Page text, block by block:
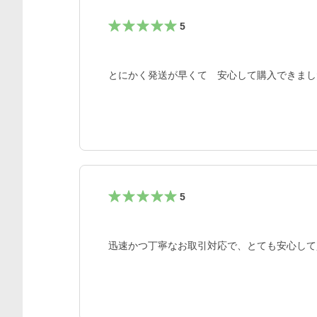
5
とにかく発送が早くて　安心して購入できまし
5
迅速かつ丁寧なお取引対応で、とても安心し